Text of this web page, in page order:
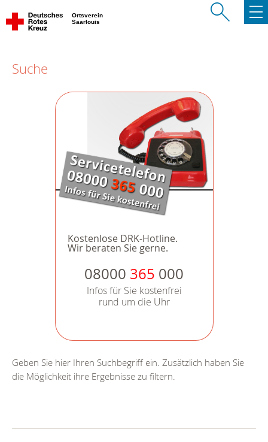
Ortsverein
Saarlouis
Suche
Kostenlose DRK-Hotline.
Wir beraten Sie gerne.
08000 365 000
Infos für Sie kostenfrei
rund um die Uhr
Geben Sie hier Ihren Suchbegriff ein. Zusätzlich haben Sie
die Möglichkeit ihre Ergebnisse zu filtern.